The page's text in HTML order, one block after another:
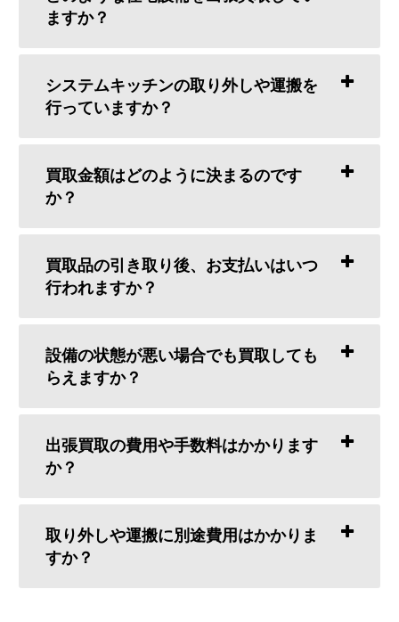
ますか？
システムキッチンの取り外しや運搬を
行っていますか？
買取金額はどのように決まるのです
か？
買取品の引き取り後、お支払いはいつ
行われますか？
設備の状態が悪い場合でも買取しても
らえますか？
出張買取の費用や手数料はかかります
か？
取り外しや運搬に別途費用はかかりま
すか？